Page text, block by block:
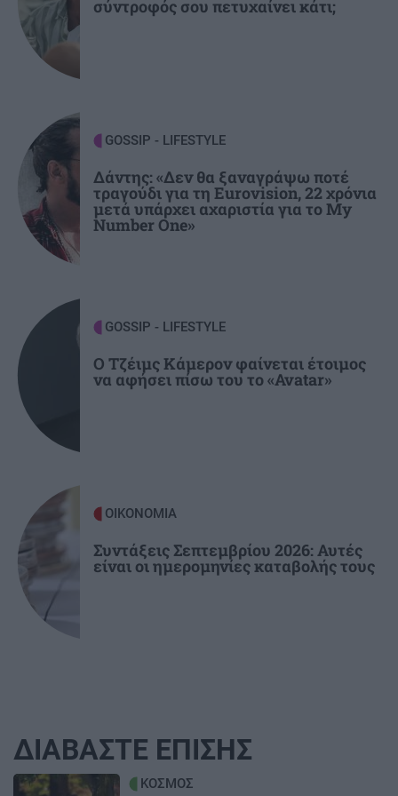
21:46
ΚΟΣΜΟΣ
Πέντε νεκροί σε Ουκρανία και Ρωσία από τις
ανταλλαγές πληγμάτων
ΠΟΛΙΤΙΚΗ
Άκης Σκέρτσος: Από το 2018 έως το 2025 οι
καταθέσεις φυσικών προσώπων αυξήθηκαν
21:14
ΕΛΛΑΔΑ
Συγκλονίζει την Σκιάθο υπόθεση βιασμού
15χρονου μαθητή -Βία και εκβιασμοί από
GOSSIP - LIFESTYLE
Ο Αλέξανδρος Κοψιάλης ανέβασε βίντεο από
τη ζυγαριά μετά την απώλεια 30 κιλών
σύντροφός σου πετυχαίνει κάτι;
GOSSIP - LIFESTYLE
Δάντης: «Δεν θα ξαναγράψω ποτέ
τραγούδι για τη Eurovision, 22 χρόνια
μετά υπάρχει αχαριστία για το My
Number One»
GOSSIP - LIFESTYLE
Ο Τζέιμς Κάμερον φαίνεται έτοιμος
να αφήσει πίσω του το «Avatar»
ΟΙΚΟΝΟΜΙΑ
Συντάξεις Σεπτεμβρίου 2026: Αυτές
είναι οι ημερομηνίες καταβολής τους
ΔΙΑΒΑΣΤΕ ΕΠΙΣΗΣ
Image ΚΟΣΜΟΣ